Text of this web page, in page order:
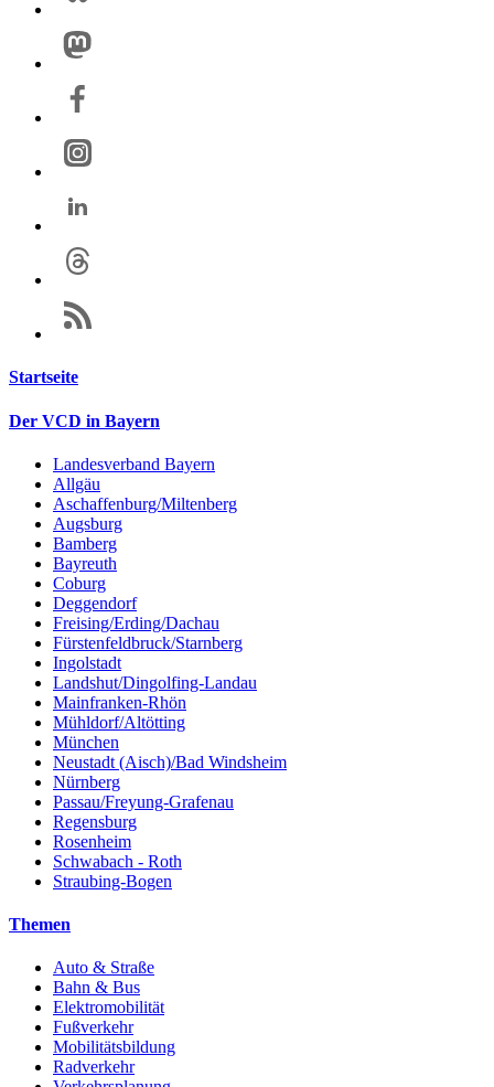
Startseite
Der VCD in Bayern
Landesverband Bayern
Allgäu
Aschaffenburg/Miltenberg
Augsburg
Bamberg
Bayreuth
Coburg
Deggendorf
Freising/Erding/Dachau
Fürstenfeldbruck/Starnberg
Ingolstadt
Landshut/Dingolfing-Landau
Mainfranken-Rhön
Mühldorf/Altötting
München
Neustadt (Aisch)/Bad Windsheim
Nürnberg
Passau/Freyung-Grafenau
Regensburg
Rosenheim
Schwabach - Roth
Straubing-Bogen
Themen
Auto & Straße
Bahn & Bus
Elektromobilität
Fußverkehr
Mobilitätsbildung
Radverkehr